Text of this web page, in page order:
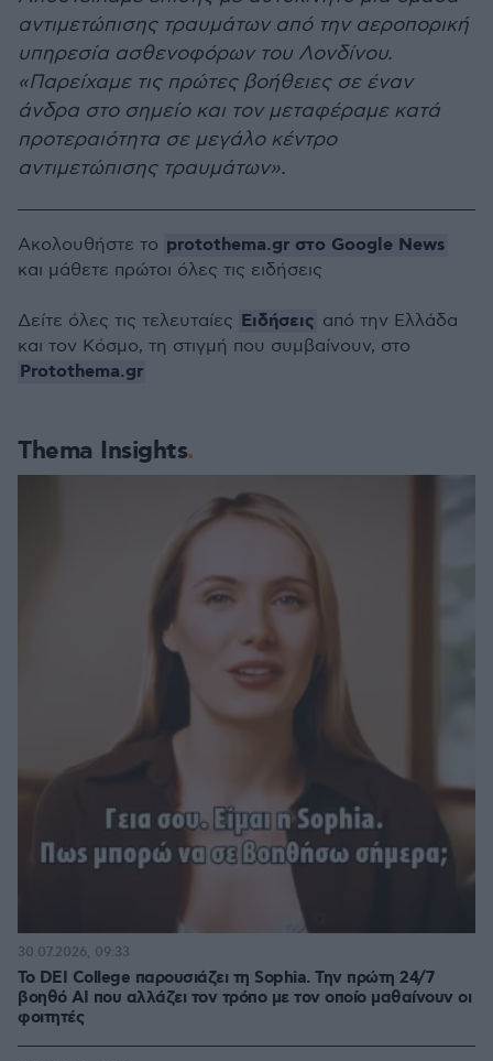
αντιμετώπισης τραυμάτων από την αεροπορική
υπηρεσία ασθενοφόρων του Λονδίνου.
«Παρείχαμε τις πρώτες βοήθειες σε έναν
άνδρα στο σημείο και τον μεταφέραμε κατά
προτεραιότητα σε μεγάλο κέντρο
αντιμετώπισης τραυμάτων».
Thema Insights
Το DEI College παρουσιάζει τη Sophia. Την πρώτη 24/7
βοηθό AI που αλλάζει τον τρόπο με τον οποίο μαθαίνουν οι
φοιτητές
30.07.2026, 09:33
Ακολουθήστε το protothema.gr στο Google News
και μάθετε πρώτοι όλες τις ειδήσεις
Δείτε όλες τις τελευταίες Ειδήσεις από την Ελλάδα
και τον Κόσμο, τη στιγμή που συμβαίνουν, στο
Protothema.gr